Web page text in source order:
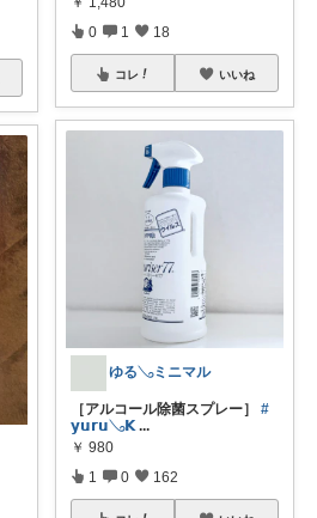
0 1 18
コレ いいね
ゆる𓂅ミニマル
［アルコール除菌スプレー］ #
𝘆𝘂𝗿𝘂𓂅𝗞 ...
￥ 980
1 0 162